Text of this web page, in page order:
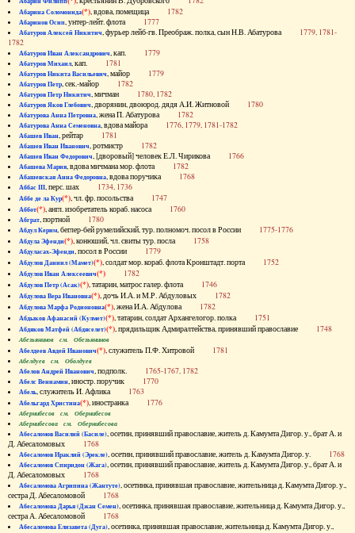
Абарина Соломонида(*), вдова, помещица 1782
Абаринов Осип, унтер-лейт. флота 1777
Абатуров Алексей Никитич, фурьер лейб-гв. Преображ. полка, сын Н.В. Абатурова 1779, 1781-
1782
Абатуров Иван Александрович, кап. 1779
Абатуров Михаил, кап. 1781
Абатуров Никита Васильевич, майор 1779
Абатуров Петр, сек.-майор 1782
Абатуров Петр Никитич, мичман 1780, 1782
Абатуров Яков Глебович, дворянин, двоюрод. дядя А.И. Житновой 1780
Абатурова Анна Петровна, жена П. Абатурова 1782
Абатурова Анна Семеновна, вдова майора 1776, 1779, 1781-1782
Абашев Иван, рейтар 1781
Абашев Иван Иванович, ротмистр 1782
Абашев Иван Федорович, [дворовый] человек Е.Л. Чирикова 1766
Абашева Мария, вдова мичмана мор. флота 1782
Абашевская Анна Федоровна, вдова поручика 1768
Аббас III, перс. шах 1734, 1736
Аббе де ла Кур(*), чл. фр. посольства 1747
Аббот(*), англ. изобретатель кораб. насоса 1760
Абграт, портной 1780
Абдул Керим, беглер-бей румелийский, тур. полномоч. посол в России 1775-1776
Абдула Эфенди(*), конюший, чл. свиты тур. посла 1758
Абдуласах-Эфенди, посол в России 1779
Абдулов Даниил (Мамет)(*), солдат мор. кораб. флота Кронштадт. порта 1752
Абдулов Иван Алексеевич(*) 1782
Абдулов Петр (Асак)(*), татарин, матрос галер. флота 1746
Абдулова Вера Ивановна(*), дочь И.А. и М.Р. Абдуловых 1782
Абдулова Марфа Родионовна(*), жена И.А. Абдулова 1782
Абдыков Афанасий (Кулмет)(*), татарин, солдат Архангелогор. полка 1751
Абдяков Матфей (Абдяселет)(*), прядильщик Адмиралтейства, принявший православие 1748
Абезьянинов см. Обезьянинов
Абелдеев Авдей Иванович(*), служитель П.Ф. Хитровой 1781
Абелдуев см. Оболдуев
Абелов Андрей Иванович, подполк. 1765-1767, 1782
Абелс Вениамин, иностр. поручик 1770
Абель, служитель И. Афлика 1763
Абельгард Христина(*), иностранка 1776
Абернибесов см. Обернибесов
Абернибесова см. Обернибесова
Абесаломов Василий (Басиле), осетин, принявший православие, житель д. Камумта Дигор. у., брат А. и
Д. Абесаломовых 1768
Абесаломов Ираклий (Эрекле), осетин, принявший православие, житель д. Камумта Дигор. у. 1768
Абесаломов Спиридон (Жага), осетин, принявший православие, житель д. Камумта Дигор. у., брат А. и
Д. Абесаломовых 1768
Абесаломова Агрипина (Жантуте), осетинка, принявшая православие, жительница д. Камумта Дигор. у.,
сестра Д. Абесаломовой 1768
Абесаломова Дарья (Джан Семен), осетинка, принявшая православие, жительница д. Камумта Дигор. у.,
сестра А. Абесаломовой 1768
Абесаломова Елизавета (Дуга), осетинка, принявшая православие, жительница д. Камумта Дигор. у.,